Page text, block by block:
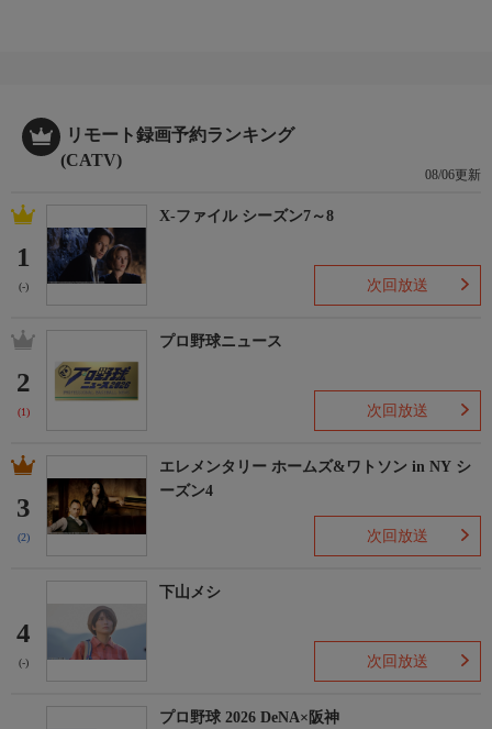
リモート録画予約ランキング
(CATV)
08/06更新
1
(-)
X-ファイル シーズン7～8
次回放送
2
(1)
プロ野球ニュース
次回放送
3
(2)
エレメンタリー ホームズ&ワトソン in NY シ
ーズン4
次回放送
4
(-)
下山メシ
次回放送
プロ野球 2026 DeNA×阪神